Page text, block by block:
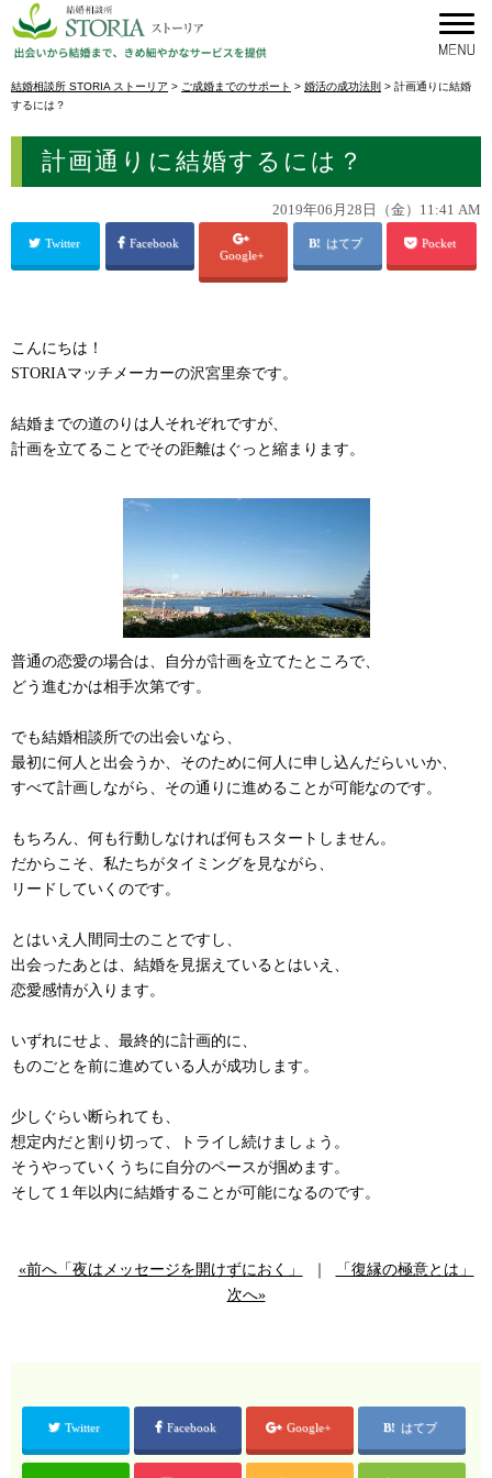
結婚相談所 STORIA ストーリア > ご成婚までのサポート > 婚活の成功法則 > 計画通りに結婚
するには？
計画通りに結婚するには？
2019年06月28日（金）11:41 AM
Twitter
Facebook
Google+
はてブ Pocket
こんにちは！
STORIAマッチメーカーの沢宮里奈です。
結婚までの道のりは人それぞれですが、
計画を立てることでその距離はぐっと縮まります。
普通の恋愛の場合は、自分が計画を立てたところで、
どう進むかは相手次第です。
でも結婚相談所での出会いなら、
最初に何人と出会うか、そのために何人に申し込んだらいいか、
すべて計画しながら、その通りに進めることが可能なのです。
もちろん、何も行動しなければ何もスタートしません。
だからこそ、私たちがタイミングを見ながら、
リードしていくのです。
とはいえ人間同士のことですし、
出会ったあとは、結婚を見据えているとはいえ、
恋愛感情が入ります。
いずれにせよ、最終的に計画的に、
ものごとを前に進めている人が成功します。
少しぐらい断られても、
想定内だと割り切って、トライし続けましょう。
そうやっていくうちに自分のペースが掴めます。
そして１年以内に結婚することが可能になるのです。
«前へ「夜はメッセージを開けずにおく」
「復縁の極意とは」
次へ»
Twitter Facebook Google+ はてブ